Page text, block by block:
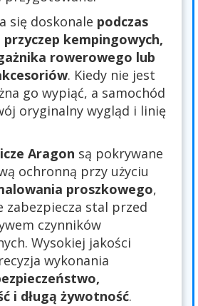
się doskonale podczas
kempingowych,
rowerowego lub
. Kiedy nie jest
go wypiąć, a samochód
oryginalny wygląd i linię
Aragon są pokrywane
ochronną przy użyciu
proszkowego,
zabezpiecza stal przed
czynników
Wysokiej jakości
wykonania
i długą żywotność.